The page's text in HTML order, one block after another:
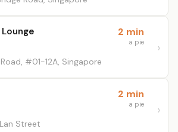
#01-12A, Singapore
2 min
a pie
Street
2 min
a pie